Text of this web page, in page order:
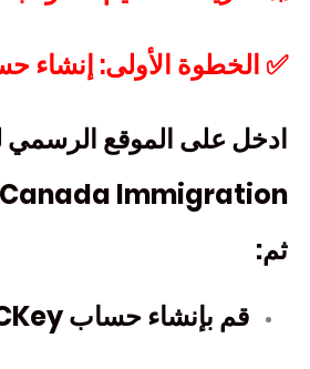
✅ الخطوة الأولى: إنشاء
ادخل على الموقع الرسمي
Canada Immigration
ثم:
قم بإنشاء حساب GCKey